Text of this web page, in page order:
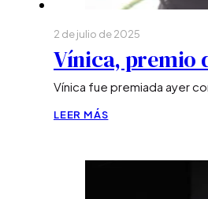
Historia y valores
Eventos
Coctelería
2 de julio de 2025
Vínica, premio
Vínica fue premiada ayer
LEER MÁS